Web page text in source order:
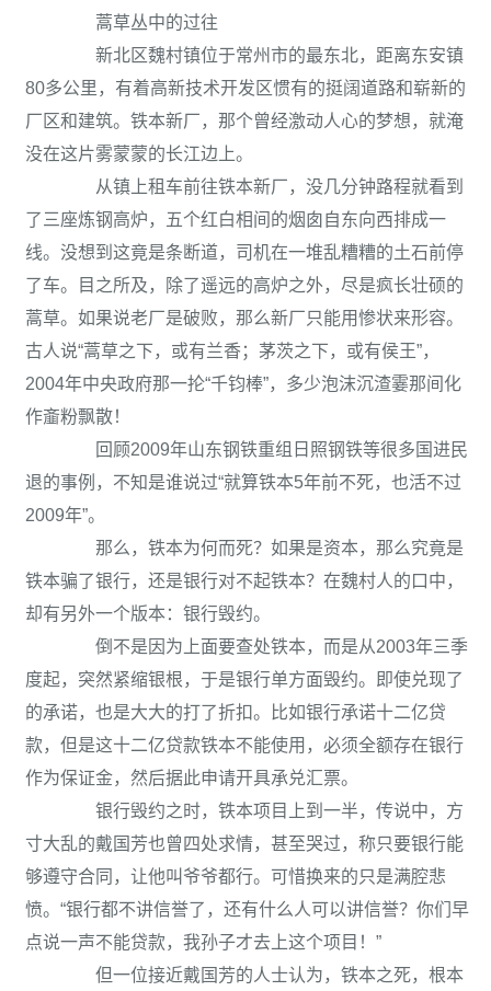
蒿草丛中的过往
新北区魏村镇位于常州市的最东北，距离东安镇
80多公里，有着高新技术开发区惯有的挺阔道路和崭新的
厂区和建筑。铁本新厂，那个曾经激动人心的梦想，就淹
没在这片雾蒙蒙的长江边上。
从镇上租车前往铁本新厂，没几分钟路程就看到
了三座炼钢高炉，五个红白相间的烟囱自东向西排成一
线。没想到这竟是条断道，司机在一堆乱糟糟的土石前停
了车。目之所及，除了遥远的高炉之外，尽是疯长壮硕的
蒿草。如果说老厂是破败，那么新厂只能用惨状来形容。
古人说“蒿草之下，或有兰香；茅茨之下，或有侯王”，
2004年中央政府那一抡“千钧棒”，多少泡沫沉渣霎那间化
作齑粉飘散！
回顾2009年山东钢铁重组日照钢铁等很多国进民
退的事例，不知是谁说过“就算铁本5年前不死，也活不过
2009年”。
那么，铁本为何而死？如果是资本，那么究竟是
铁本骗了银行，还是银行对不起铁本？在魏村人的口中，
却有另外一个版本：银行毁约。
倒不是因为上面要查处铁本，而是从2003年三季
度起，突然紧缩银根，于是银行单方面毁约。即使兑现了
的承诺，也是大大的打了折扣。比如银行承诺十二亿贷
款，但是这十二亿贷款铁本不能使用，必须全额存在银行
作为保证金，然后据此申请开具承兑汇票。
银行毁约之时，铁本项目上到一半，传说中，方
寸大乱的戴国芳也曾四处求情，甚至哭过，称只要银行能
够遵守合同，让他叫爷爷都行。可惜换来的只是满腔悲
愤。“银行都不讲信誉了，还有什么人可以讲信誉？你们早
点说一声不能贷款，我孙子才去上这个项目！”
但一位接近戴国芳的人士认为，铁本之死，根本